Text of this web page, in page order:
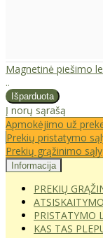
Magnetinė piešimo
..
Į norų sąrašą
Apmokėjimo už
Prekių pristatymo
Prekių grąžinimo
Informacija
PREKIŲ
PRISTATYMO
KAS TAS